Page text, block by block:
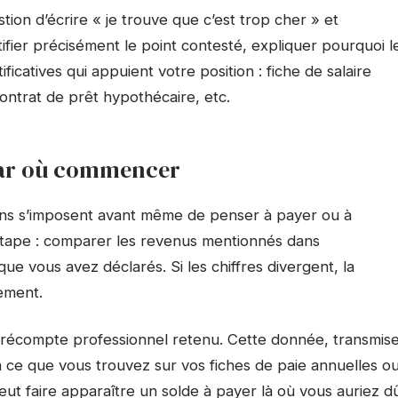
d’écrire « je trouve que c’est trop cher » et
précisément le point contesté, expliquer pourquoi
qui appuient votre position : fiche de salaire
de prêt hypothécaire, etc.
où commencer
s’imposent avant même de penser à payer ou à
: comparer les revenus mentionnés dans
vous avez déclarés. Si les chiffres divergent, la
professionnel retenu. Cette donnée,
que vous trouvez sur vos fiches de paie annuelles
faire apparaître un solde à payer là où vous auriez